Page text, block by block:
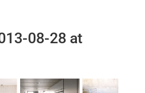
08-28 at